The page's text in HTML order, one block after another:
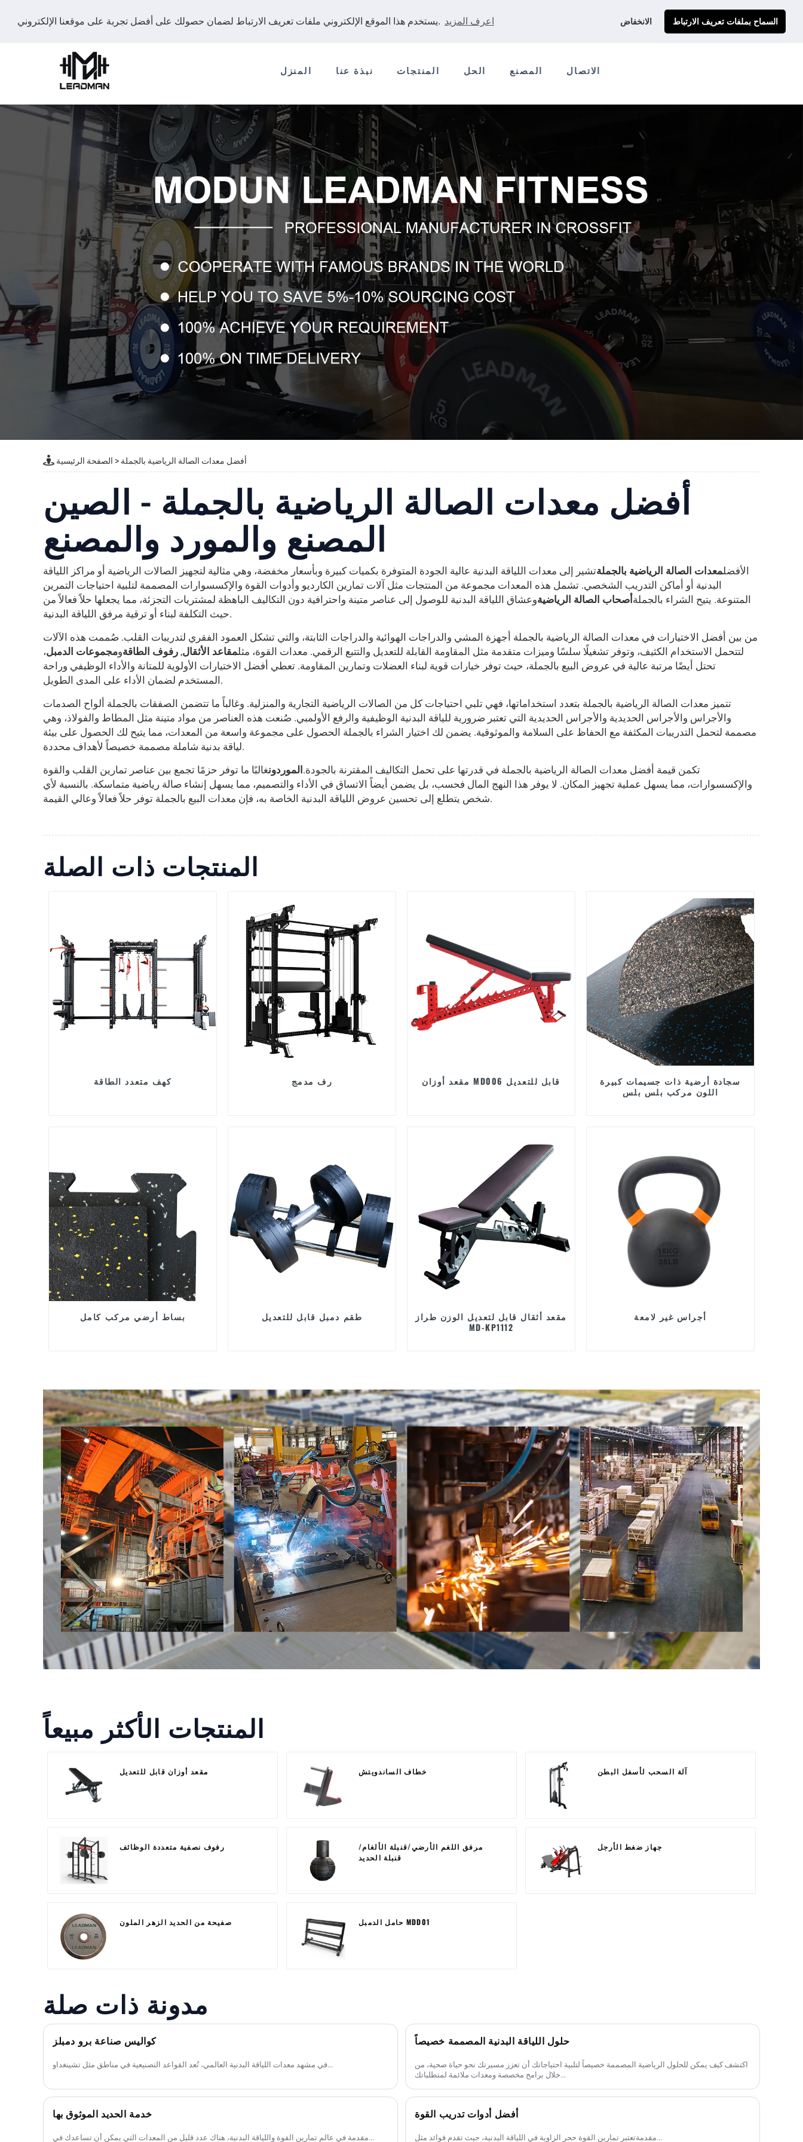
يستخدم هذا الموقع الإلكتروني ملفات تعريف الارتباط لضمان حصولك على أفضل تجربة على موقعنا الإلكتروني. اعرف المزيد الانخفاض السماح بملفات تعريف الارتباط Ads@qdmodun.com احصل على عرض سعر مخصص لك
المنزل نبذة عنا المنتجات الحل المصنع الاتصال
الصفحة الرئيسية > أفضل معدات الصالة الرياضية بالجملة
أفضل معدات الصالة الرياضية بالجملة - الصين
المصنع والمورد والمصنع
الأفضلمعدات الصالة الرياضية بالجملةتشير إلى معدات اللياقة البدنية عالية الجودة المتوفرة بكميات كبيرة وبأسعار مخفضة، وهي مثالية لتجهيز الصالات الرياضية أو مراكز اللياقة
البدنية أو أماكن التدريب الشخصي. تشمل هذه المعدات مجموعة من المنتجات مثل آلات تمارين الكارديو وأدوات القوة والإكسسوارات المصممة لتلبية احتياجات التمرين
المتنوعة. يتيح الشراء بالجملة أصحاب الصالة الرياضيةوعشاق اللياقة البدنية للوصول إلى عناصر متينة واحترافية دون التكاليف الباهظة لمشتريات التجزئة، مما يجعلها حلاً فعالاً من
حيث التكلفة لبناء أو ترقية مرفق اللياقة البدنية.
من بين أفضل الاختيارات في معدات الصالة الرياضية بالجملة أجهزة المشي والدراجات الهوائية والدراجات الثابتة، والتي تشكل العمود الفقري لتدريبات القلب. صُممت هذه الآلات
لتتحمل الاستخدام الكثيف، وتوفر تشغيلًا سلسًا وميزات متقدمة مثل المقاومة القابلة للتعديل والتتبع الرقمي. معدات القوة، مثلمقاعد الأثقال, رفوف الطاقةومجموعات الدمبل،
تحتل أيضًا مرتبة عالية في عروض البيع بالجملة، حيث توفر خيارات قوية لبناء العضلات وتمارين المقاومة. تعطي أفضل الاختيارات الأولوية للمتانة والأداء الوظيفي وراحة
المستخدم لضمان الأداء على المدى الطويل.
تتميز معدات الصالة الرياضية بالجملة بتعدد استخداماتها، فهي تلبي احتياجات كل من الصالات الرياضية التجارية والمنزلية. وغالباً ما تتضمن الصفقات بالجملة ألواح الصدمات
والأجراس والأجراس الحديدية والأجراس الحديدية التي تعتبر ضرورية للياقة البدنية الوظيفية والرفع الأولمبي. صُنعت هذه العناصر من مواد متينة مثل المطاط والفولاذ، وهي
مصممة لتحمل التدريبات المكثفة مع الحفاظ على السلامة والموثوقية. يضمن لك اختيار الشراء بالجملة الحصول على مجموعة واسعة من المعدات، مما يتيح لك الحصول على بيئة
لياقة بدنية شاملة مصممة خصيصاً لأهداف محددة.
تكمن قيمة أفضل معدات الصالة الرياضية بالجملة في قدرتها على تحمل التكاليف المقترنة بالجودة. الموردونغالبًا ما توفر حزمًا تجمع بين عناصر تمارين القلب والقوة
والإكسسوارات، مما يسهل عملية تجهيز المكان. لا يوفر هذا النهج المال فحسب، بل يضمن أيضاً الاتساق في الأداء والتصميم، مما يسهل إنشاء صالة رياضية متماسكة. بالنسبة لأي
شخص يتطلع إلى تحسين عروض اللياقة البدنية الخاصة به، فإن معدات البيع بالجملة توفر حلاً فعالاً وعالي القيمة.
المنتجات ذات الصلة
كهف متعدد الطاقة رف مدمج مقعد أوزان MD006 قابل للتعديل
سجادة أرضية ذات جسيمات كبيرة
اللون مركب بلس بلس
بساط أرضي مركب كامل طقم دمبل قابل للتعديل
مقعد أثقال قابل لتعديل الوزن طراز
MD-KP1112
أجراس غير لامعة
المنتجات الأكثر مبيعاً
مقعد أوزان قابل للتعديل خطاف الساندويتش آلة السحب لأسفل البطن
رفوف نصفية متعددة الوظائف
مرفق اللغم الأرضي/قنبلة الألغام/
قنبلة الحديد
جهاز ضغط الأرجل
صفيحة من الحديد الزهر الملون حامل الدمبل MDD01
مدونة ذات صلة
كواليس صناعة برو دمبلز
في مشهد معدات اللياقة البدنية العالمي، تُعد القواعد التصنيعية في مناطق مثل تشينغداو...
حلول اللياقة البدنية المصممة خصيصاً
اكتشف كيف يمكن للحلول الرياضية المصممة خصيصاً لتلبية احتياجاتك أن تعزز مسيرتك نحو حياة صحية، من
خلال برامج مخصصة ومعدات ملائمة لمتطلباتك...
خدمة الحديد الموثوق بها
مقدمة في عالم تمارين القوة واللياقة البدنية، هناك عدد قليل من المعدات التي يمكن أن تساعدك في...
أفضل أدوات تدريب القوة
مقدمةتعتبر تمارين القوة حجر الزاوية في اللياقة البدنية، حيث تقدم فوائد مثل...